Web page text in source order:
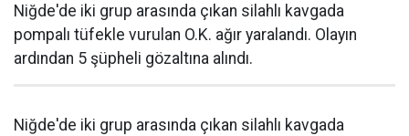
Niğde'de iki grup arasında çıkan silahlı kavgada
pompalı tüfekle vurulan O.K. ağır yaralandı. Olayın
ardından 5 şüpheli gözaltına alındı.
Niğde'de iki grup arasında çıkan silahlı kavgada